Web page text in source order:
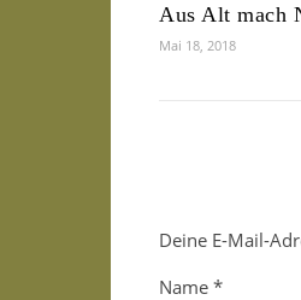
Aus Alt mach
Mai 18, 2018
Deine E-Mail-
Name *